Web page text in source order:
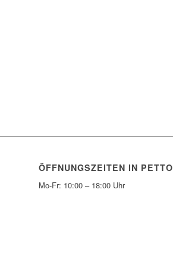
ÖFFNUNGSZEITEN IN PETTO
Mo-Fr: 10:00 – 18:00 Uhr